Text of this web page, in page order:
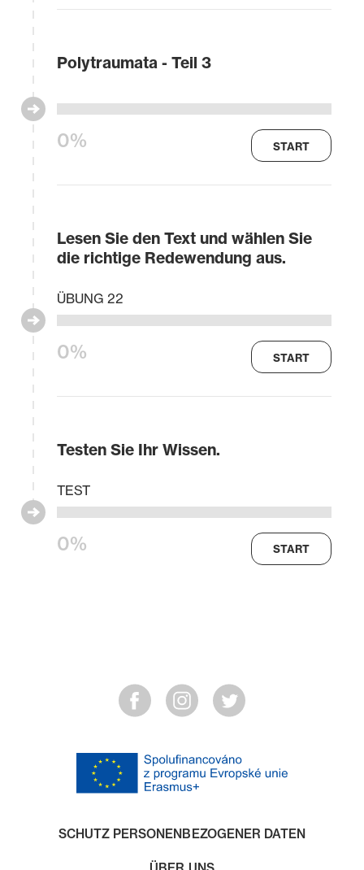
Polytraumata - Teil 3
0% START
Lesen Sie den Text und wählen Sie
die richtige Redewendung aus.
0%
ÜBUNG 22
START
Testen Sie Ihr Wissen.
0%
TEST
START
SCHUTZ PERSONENBEZOGENER DATEN